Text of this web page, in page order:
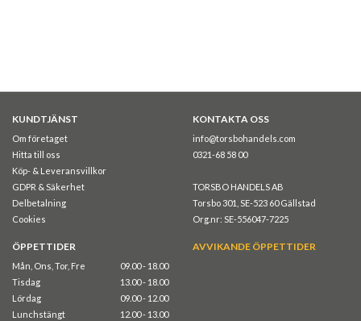
KUNDTJÄNST
Om företaget
Hitta till oss
Köp- & Leveransvillkor
GDPR & Säkerhet
Delbetalning
Cookies
KONTAKTA OSS
info@torsbohandels.com
0321-68 58 00
TORSBO HANDELS AB
Torsbo 301, SE-523 60 Gällstad
Org.nr: SE-556047-7225
ÖPPETTIDER
Mån, Ons, Tor, Fre
09.00 - 18.00
Tisdag
13.00 - 18.00
Lördag
09.00 - 12.00
Lunchstängt
12.00 - 13.00
AVVIKANDE ÖPPETTIDER